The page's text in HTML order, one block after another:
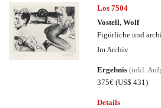
Los 7504
Vostell, Wolf
Figürliche und
Im Archiv
Ergebnis(inkl.
375€(US$ 431)
Details